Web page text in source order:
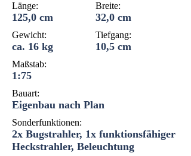
Länge: Breite:
125,0 cm 32,0 cm
Gewicht: Tiefgang:
ca. 16 kg 10,5 cm
Maßstab:
1:75
Bauart:
Eigenbau nach Plan
Sonderfunktionen:
2x Bugstrahler, 1x funktionsfähiger
Heckstrahler, Beleuchtung